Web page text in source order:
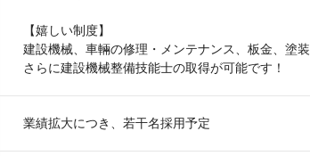
【嬉しい制度】
建設機械、車輛の修理・メンテナンス、板金、塗
さらに建設機械整備技能士の取得が可能です！
業績拡大につき、若干名採用予定